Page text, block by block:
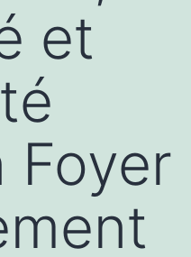
et
Foyer